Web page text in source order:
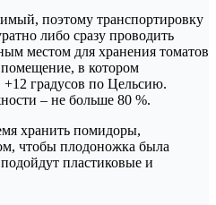
поэтому транспортировку
либо сразу проводить
местом для хранения томатов
помещение, в котором
градусов по Цельсию.
– не больше 80 %.
хранить помидоры,
чтобы плодоножка была
пластиковые и